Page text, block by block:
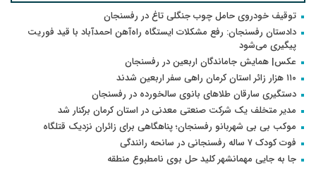
توقیف خودروی حامل چوب جنگلی تاغ در رفسنجان
دادستان رفسنجان: رفع مشکلات ایستگاه راه‌آهن احمدآباد با قید فوریت
پیگیری می‌شود
عکس| همایش جاماندگان اربعین در رفسنجان
۱۱۰ هزار زائر استان کرمان راهی سفر اربعین شدند
دستگیری سارقان طلاهای بانوی سالخورده در رفسنجان
مدیر متخلف یک شرکت صنعتی معدنی در استان کرمان برکنار شد
موکب بی بی شهربانو رفسنجان؛ پناهگاهی برای زائران نزدیک قتلگاه
فوت کودک ۷ ساله رفسنجانی در سانحه رانندگی
جا به جایی مهمانشهر کلید حل بوی نامطبوع منطقه